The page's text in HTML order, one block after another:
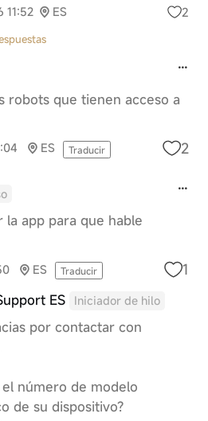
11:52 ES 2
robots que tienen acceso a
ES Traducir 2
la app para que hable
ES Traducir 1
ES Iniciador de hilo
por contactar con
el número de modelo
de su dispositivo?